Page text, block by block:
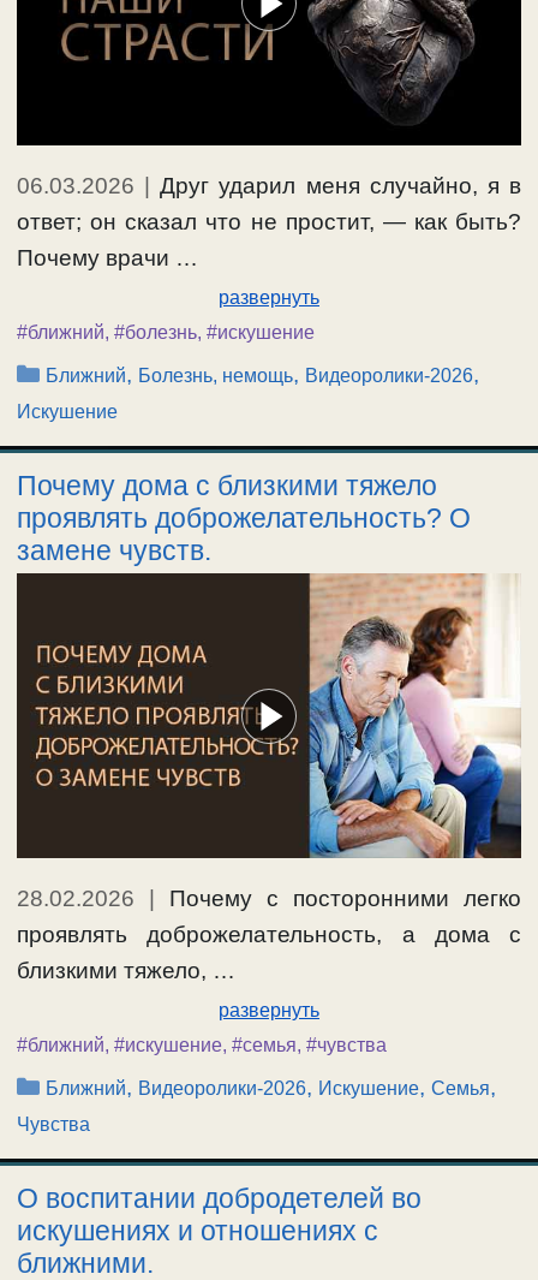
06.03.2026 |Друг ударил меня случайно, я в
ответ; он сказал что не простит, — как быть?
Почему врачи …
развернуть
#ближний, #болезнь, #искушение
Рубрики
Ближний, Болезнь, немощь, Видеоролики-2026,
Искушение
Почему дома с близкими тяжело
проявлять доброжелательность? О
замене чувств.
28.02.2026 | Почему с посторонними легко
проявлять доброжелательность, а дома с
близкими тяжело, …
развернуть
#ближний, #искушение, #семья, #чувства
Рубрики
Ближний, Видеоролики-2026, Искушение,Семья,
Чувства
О воспитании добродетелей во
искушениях и отношениях с
ближними.